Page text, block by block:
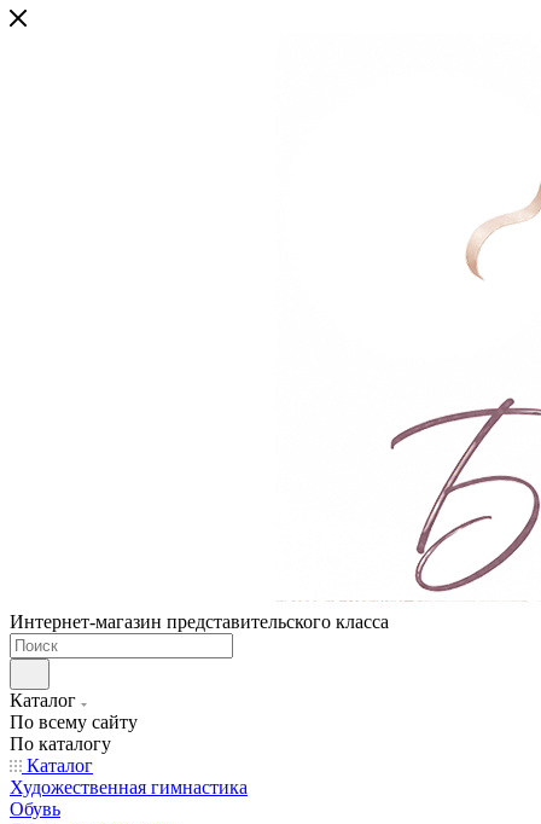
Интернет-магазин представительского класса
Каталог
По всему сайту
По каталогу
Каталог
Художественная гимнастика
Обувь